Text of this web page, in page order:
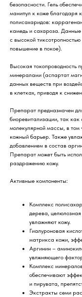
безопасности. Гель
манипул к коже благодаря
полисахаридов:
камедь и сахароза.
с высокой
повышение в покое).
Высокая токопроводность
минералами (аспартат
данных веществ при
в клетках, приводя к
Препарат предназначен
биоревитализации, так как
молекулярной массы, в том
кожный барьер. Также
добавлением в состав
Препарат может быть
раздражению кожу.
Активные компоненты:
Комплекс
дерева, целюлозная
увлажняют кожу.
Гиалуроновая
матрикса кожи,
Аргинин –
увлжняющего
Комплекс
обеспечивают
и пирувата,
Экстракты семи